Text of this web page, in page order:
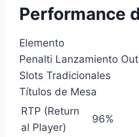
Performance
Elemento
Penalti Lanzamiento Out
Slots Tradicionales
Títulos de Mesa
RTP (Return
al Player)
96%